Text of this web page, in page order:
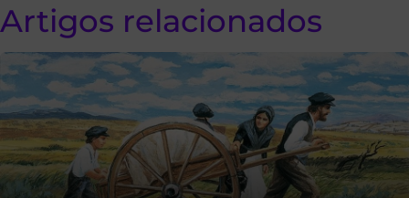
Artigos relacionados